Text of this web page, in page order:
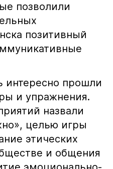
позволили
позитивный
интересно прошли
и упражнения.
назвали
целью игры
этических
и общения